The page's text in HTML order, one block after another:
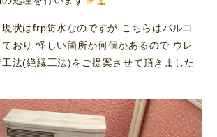
状はfrp防水なのですが こちらはバルコ
おり 怪しい箇所が何個かあるので ウレ
法(絶縁工法)をご提案させて頂きました